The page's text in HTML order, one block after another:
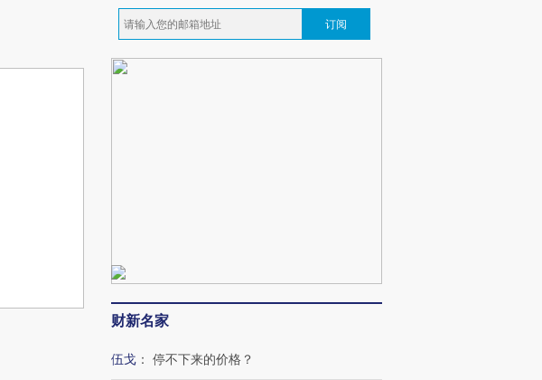
订阅
财新名家
伍戈 ： 停不下来的价格？